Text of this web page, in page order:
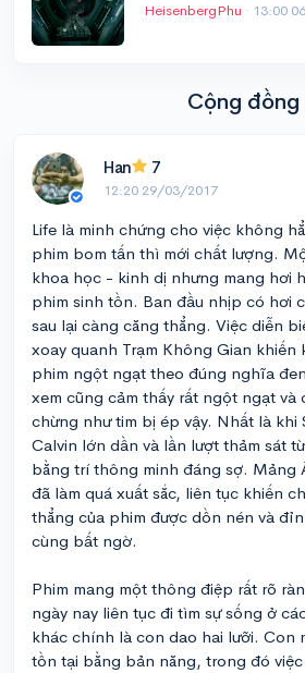
HeisenbergPhu · 13:00
Cộng đồng
Han 7
12:20 29/03/2017
Life là minh chứng cho việc không
phim bom tấn thì mới chất lượng.
khoa học - kinh dị nhưng mang hơi
phim sinh tồn. Ban đầu nhịp có hơi
sau lại càng căng thẳng. Việc diễn
xoay quanh Trạm Không Gian
phim ngột ngạt theo đúng nghĩa
xem cũng cảm thấy rất ngột ngạt và
chừng như tim bị ép vậy. Nhất là khi
Calvin lớn dần và lần lượt thảm sát
bằng trí thông minh đáng sợ. Mảng
đã làm quá xuất sắc, liên tục khiến
thẳng của phim được dồn nén và
cùng bất ngờ.
Phim mang một thông điệp rất rõ
ngày nay liên tục đi tìm sự sống ở
khác chính là con dao hai lưỡi. Con
tồn tại bằng bản năng, trong đó